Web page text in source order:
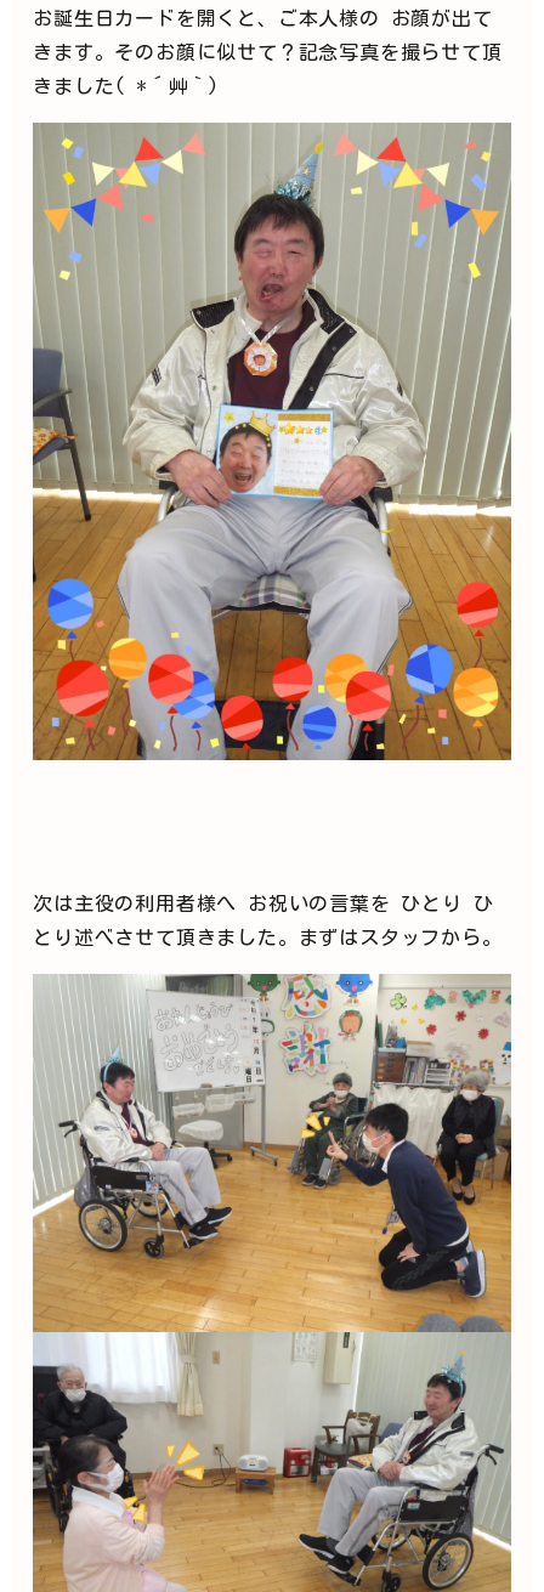
お誕生日カードを開くと、ご本人様の お顔が出て
きます。そのお顔に似せて？記念写真を撮らせて頂
きました( *´艸｀)
次は主役の利用者様へ お祝いの言葉を ひとり ひ
とり述べさせて頂きました。まずはスタッフから。